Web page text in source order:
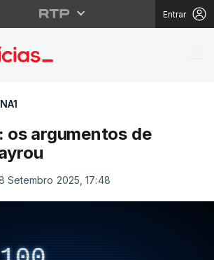
Entrar
os
os argumentos de
Setembro 2025, 17:48